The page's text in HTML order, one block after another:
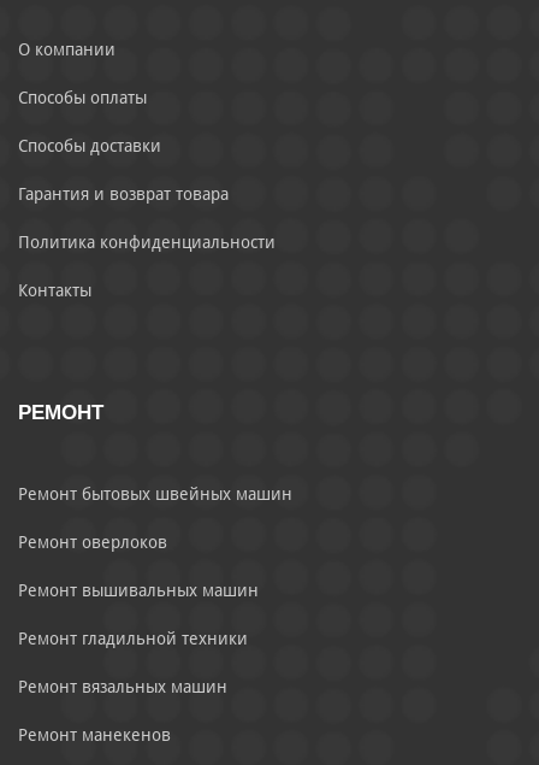
О компании
Способы оплаты
Способы доставки
Гарантия и возврат товара
Политика конфиденциальности
Контакты
РЕМОНТ
Ремонт бытовых швейных машин
Ремонт оверлоков
Ремонт вышивальных машин
Ремонт гладильной техники
Ремонт вязальных машин
Ремонт манекенов